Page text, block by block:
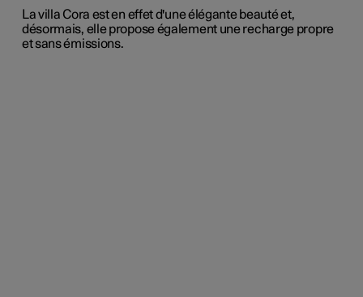
La villa Cora est en effet d'une élégante beauté et,
désormais, elle propose également une recharge propre
et sans émissions.